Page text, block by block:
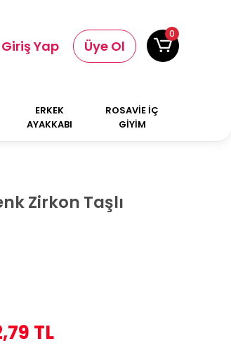
Giriş Yap Üye Ol
0
ERKEK
AYAKKABI
ROSAVİE İÇ
GİYİM
Zirkon Taşlı
TL